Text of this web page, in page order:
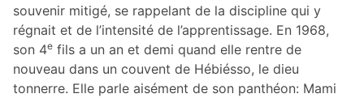
souvenir mitigé, se rappelant de la discipline qui y
régnait et de l’intensité de l’apprentissage. En 1968,
son 4e fils a un an et demi quand elle rentre de
nouveau dans un couvent de Hébiésso, le dieu
tonnerre. Elle parle aisément de son panthéon: Mami